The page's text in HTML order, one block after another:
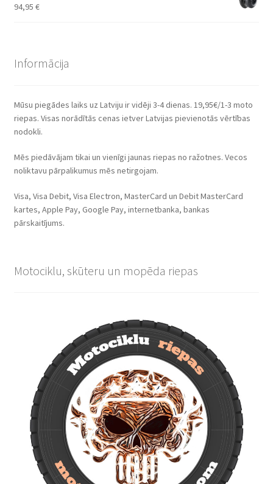
94,95 €
Informācija
Mūsu piegādes laiks uz Latviju ir vidēji 3-4 dienas. 19,95€/1-3 moto
riepas. Visas norādītās cenas ietver Latvijas pievienotās vērtības
nodokli.
Mēs piedāvājam tikai un vienīgi jaunas riepas no ražotnes. Vecos
noliktavu pārpalikumus mēs netirgojam.
Visa, Visa Debit, Visa Electron, MasterCard un Debit MasterCard
kartes, Apple Pay, Google Pay, internetbanka, bankas
pārskaitījums.
Motociklu, skūteru un mopēda riepas